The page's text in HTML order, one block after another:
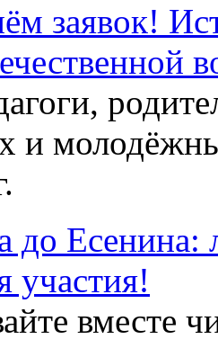
заявок!
и
Есенина:
участия!
вместе